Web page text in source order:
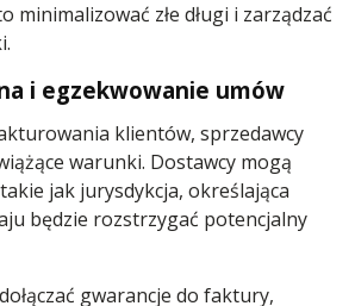
minimalizować złe długi i zarządzać
i egzekwowanie umów
klientów, sprzedawcy
warunki. Dostawcy mogą
jak jurysdykcja, określająca
będzie rozstrzygać potencjalny
gwarancje do faktury,